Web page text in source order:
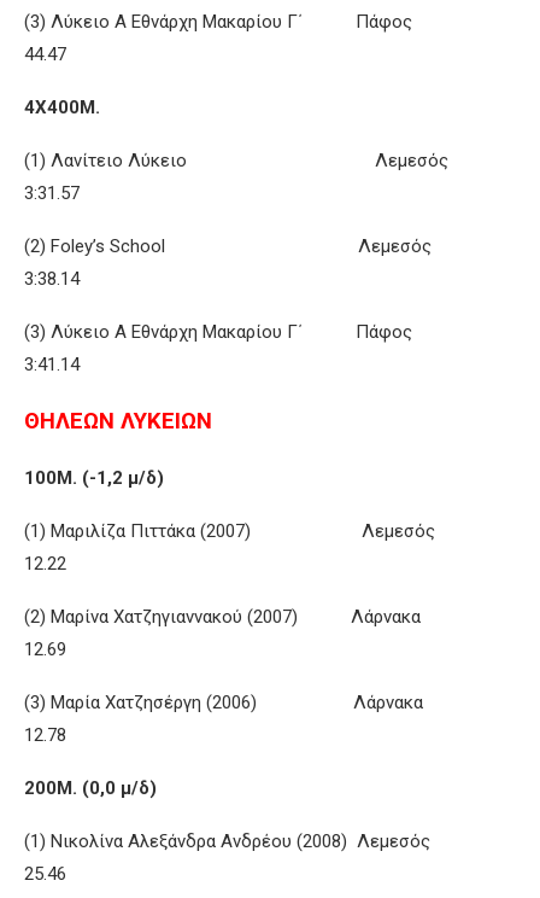
(3) Λύκειο Α Εθνάρχη Μακαρίου Γ΄ Πάφος
44.47
4Χ400Μ.
(1) Λανίτειο Λύκειο Λεμεσός
3:31.57
(2) Foley’s School Λεμεσός
3:38.14
(3) Λύκειο Α Εθνάρχη Μακαρίου Γ΄ Πάφος
3:41.14
ΘΗΛΕΩΝ ΛΥΚΕΙΩΝ
100Μ. (-1,2 μ/δ)
(1) Μαριλίζα Πιττάκα (2007) Λεμεσός
12.22
(2) Μαρίνα Χατζηγιαννακού (2007) Λάρνακα
12.69
(3) Μαρία Χατζησέργη (2006) Λάρνακα
12.78
200Μ. (0,0 μ/δ)
(1) Νικολίνα Αλεξάνδρα Ανδρέου (2008) Λεμεσός
25.46